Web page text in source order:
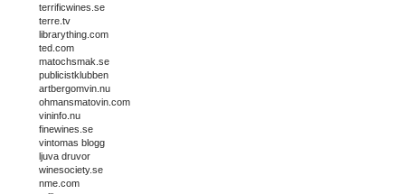
terrificwines.se
terre.tv
librarything.com
ted.com
matochsmak.se
publicistklubben
artbergomvin.nu
ohmansmatovin.com
vininfo.nu
finewines.se
vintomas blogg
ljuva druvor
winesociety.se
nme.com